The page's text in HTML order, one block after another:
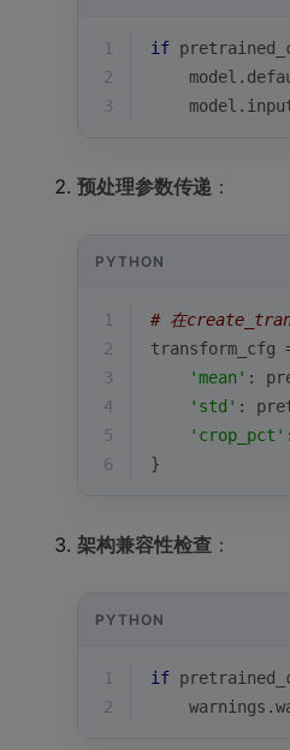
1 if
2
3
预处理参数传递 ：
PYTHON
1
# 在
2
transform_cfg
3
'mean' :
4
'std' :
5
'crop_pct'
6
}
架构兼容性检查 ：
PYTHON
1 if
2